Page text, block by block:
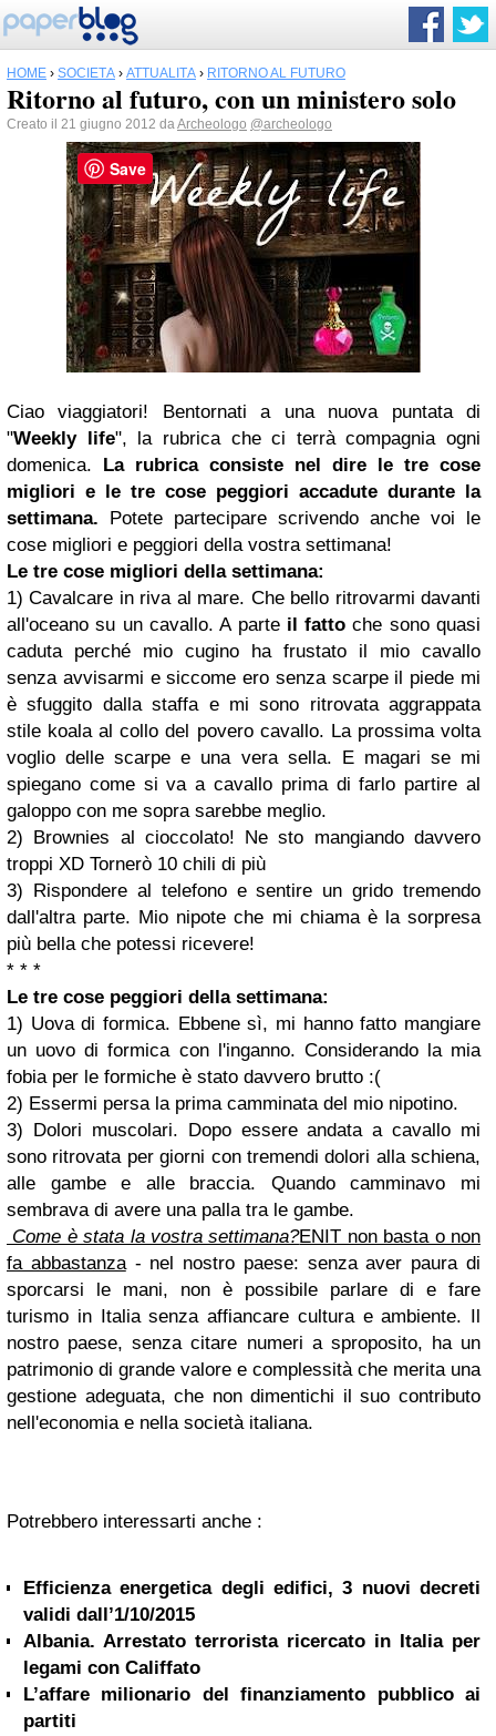
HOME › SOCIETÀ › ATTUALITÀ › RITORNO AL FUTURO
Ritorno al futuro, con un ministero solo
Creato il 21 giugno 2012 daArcheologo @archeologo
Ciao viaggiatori! Bentornati a una nuova puntata di
"Weekly life", la rubrica che ci terrà compagnia ogni
domenica. La rubrica consiste nel dire le tre cose
migliori e le tre cose peggiori accadute durante la
settimana. Potete partecipare scrivendo anche voi le
cose migliori e peggiori della vostra settimana!
Le tre cose migliori della settimana:
1) Cavalcare in riva al mare. Che bello ritrovarmi davanti
all'oceano su un cavallo. A parte il fatto che sono quasi
caduta perché mio cugino ha frustato il mio cavallo
senza avvisarmi e siccome ero senza scarpe il piede mi
è sfuggito dalla staffa e mi sono ritrovata aggrappata
stile koala al collo del povero cavallo. La prossima volta
voglio delle scarpe e una vera sella. E magari se mi
spiegano come si va a cavallo prima di farlo partire al
galoppo con me sopra sarebbe meglio.
2) Brownies al cioccolato! Ne sto mangiando davvero
troppi XD Tornerò 10 chili di più
3) Rispondere al telefono e sentire un grido tremendo
dall'altra parte. Mio nipote che mi chiama è la sorpresa
più bella che potessi ricevere!
* * *
Le tre cose peggiori della settimana:
1) Uova di formica. Ebbene sì, mi hanno fatto mangiare
un uovo di formica con l'inganno. Considerando la mia
fobia per le formiche è stato davvero brutto :(
2) Essermi persa la prima camminata del mio nipotino.
3) Dolori muscolari. Dopo essere andata a cavallo mi
sono ritrovata per giorni con tremendi dolori alla schiena,
alle gambe e alle braccia. Quando camminavo mi
sembrava di avere una palla tra le gambe.
Come è stata la vostra settimana?ENIT non basta o non
fa abbastanza- nel nostro paese: senza aver paura di
sporcarsi le mani, non è possibile parlare di e fare
turismo in Italia senza affiancare cultura e ambiente. Il
nostro paese, senza citare numeri a sproposito, ha un
patrimonio di grande valore e complessità che merita una
gestione adeguata, che non dimentichi il suo contributo
nell'economia e nella società italiana.
Potrebbero interessarti anche :
Efficienza energetica degli edifici, 3 nuovi decreti
validi dall’1/10/2015
Albania. Arrestato terrorista ricercato in Italia per
legami con Califfato
L’affare milionario del finanziamento pubblico ai
partiti
Save